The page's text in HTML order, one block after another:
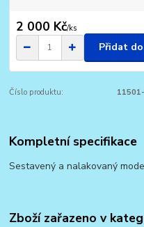
2 000 Kč/ks
Přidat
Číslo produktu:
Kompletní specifikace
Sestavený a nalakovaný
Zboží zařazeno v